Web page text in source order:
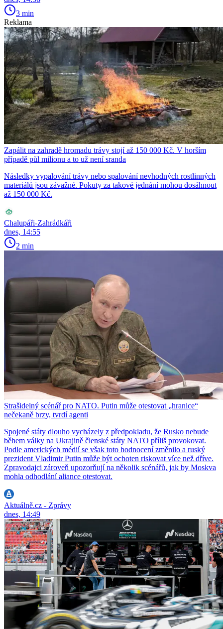
3 min
Reklama
Zapálit na zahradě hromadu trávy stojí až 150 000 Kč. V horším
případě půl milionu a to už není sranda
Následky vypalování trávy nebo spalování nevhodných rostlinných
materiálů jsou závažné. Pokuty za takové jednání mohou dosáhnout
až 150 000 Kč.
Chalupáři-Zahrádkáři
dnes, 14:55
2 min
Strašidelný scénář pro NATO. Putin může otestovat „hranice“
nečekaně brzy, tvrdí agenti
Spojené státy dlouho vycházely z předpokladu, že Rusko nebude
během války na Ukrajině členské státy NATO příliš provokovat.
Podle amerických médií se však toto hodnocení změnilo a ruský
prezident Vladimir Putin může být ochoten riskovat více než dříve.
Zpravodajci zároveň upozorňují na několik scénářů, jak by Moskva
mohla odhodlání aliance otestovat.
Aktuálně.cz - Zprávy
dnes, 14:49